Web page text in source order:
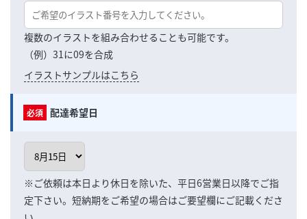
複数のイラストを組み合わせることも可能です。
（例）31に09を合成
イラストサンプルはこちら
配達希望日
※ご依頼は本日より休日を除いた、平日6営業日以降でご指
定下さい。短納期をご希望の場合はご要望欄にご記載くださ